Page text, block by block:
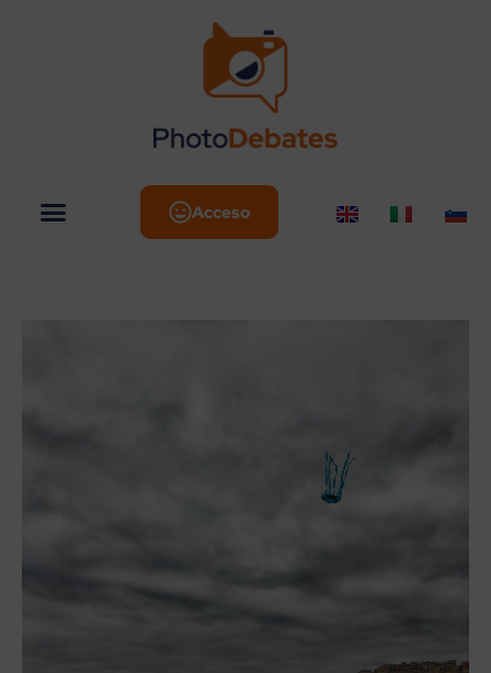
Acceso